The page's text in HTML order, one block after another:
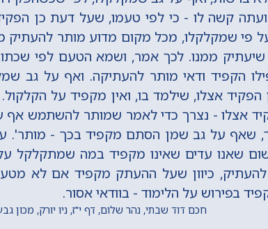
ועתה קשה לו - כי לפי טעמו, שעל דעת כן
פי שמקלקלו, מכל מקום מדוע מותר להעתיק
שיעתיק ממנו. לכך אמר, ושמא הטעם לפי
הקפיד ודאי מותר להעתיקה. ואף על גב
אצלו, שילמד בו, ואין מקפיד על
אצלו - נצרך כדי לאמר שמותר להשתמש אף
שאף על גב שמן הסתם מקפיד בכך - מותר'.
שאנו עדים שאינו מקפיד במה שמתקלקל על
להעתיק, כיוון שעל ההעתק מקפיד אם לא
בפירוש על הלימוד - בוודאי אסור.
חכם דוד שבתי, נהר שלום, דף י"ז, ניו יורק,